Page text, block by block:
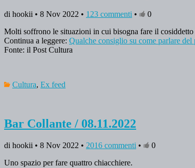
di hookii • 8 Nov 2022 • 123 commenti •
0
Molti soffrono le situazioni in cui bisogna fare il
Continua a leggere: Qualche consiglio su come parlare del
Fonte: il Post Cultura
Cultura, Ex feed
Bar Collante / 08.11.2022
di hookii • 8 Nov 2022 • 2016 commenti •
0
Uno spazio per fare quattro chiacchiere.